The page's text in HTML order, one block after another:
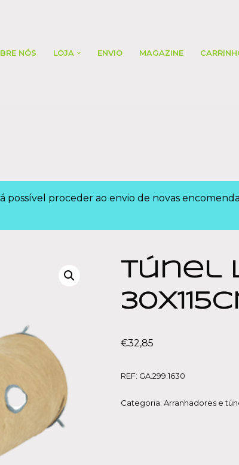
NÓS LOJA ENVIO MAGAZINE
possível proceder ao envio de novas
Túnel
€32,85
REF: GA.299.1630
Categoria:Arranhadores e